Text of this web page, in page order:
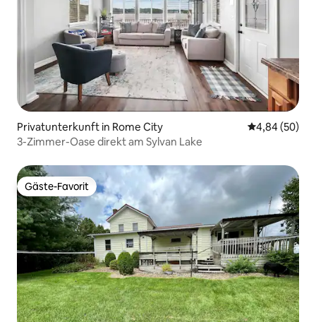
Privatunterkunft in Rome City
4,84 (50)
3-Zimmer-Oase direkt am Sylvan Lake
Gäste-Favorit
Gäste-Favorit